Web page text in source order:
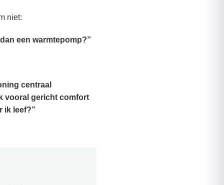
niet:
een warmtepomp?”
centraal
vooral gericht comfort
ik leef?”